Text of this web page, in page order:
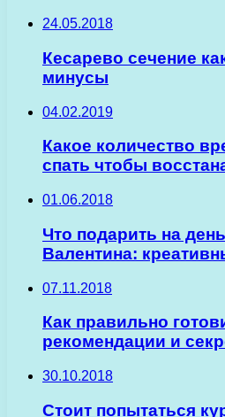
24.05.2018
Кесарево сечение
минусы
04.02.2019
Какое количество
спать чтобы
01.06.2018
Что подарить на
Валентина:
07.11.2018
Как правильно
рекомендации и
30.10.2018
Стоит попытаться